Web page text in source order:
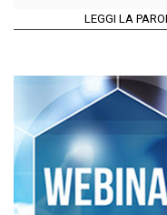
LEGGI LA